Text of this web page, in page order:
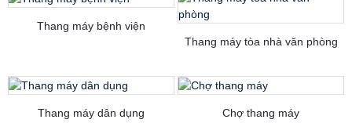
Thang máy bệnh viện
Thang máy tòa nhà văn phòng
Thang máy dân dụng Chợ thang máy